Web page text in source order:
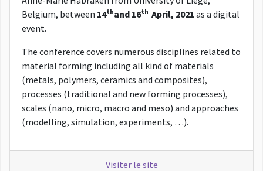
Belgium, between 14thand 16th April, 2021 as a digital
event.
The conference covers numerous disciplines related to
material forming including all kind of materials
(metals, polymers, ceramics and composites),
processes (traditional and new forming processes),
scales (nano, micro, macro and meso) and approaches
(modelling, simulation, experiments, …).
Visiter le site